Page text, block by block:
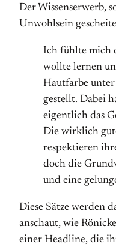
Der Wissenserwerb,
Unwohlsein
Ich fühlte mich
wollte lernen
Hautfarbe
gestellt. Dabei
eigentlich das
Die wirklich
respektieren
doch die
und eine
Diese Sätze werden
anschaut, wie
einer Headline, die